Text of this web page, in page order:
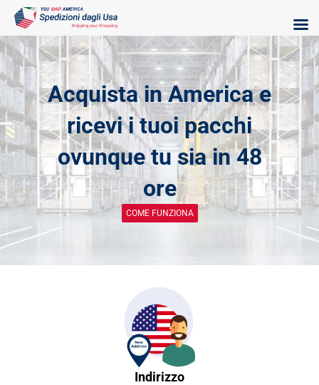
Skip
to
content
Acquista in America e
ricevi i tuoi pacchi
ovunque tu sia in 48
ore
COME FUNZIONA
Indirizzo